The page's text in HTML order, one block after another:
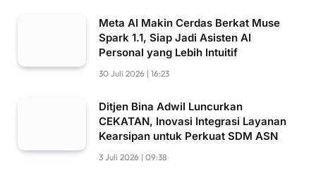
Meta AI Makin Cerdas Berkat Muse
Spark 1.1, Siap Jadi Asisten AI
Personal yang Lebih Intuitif
30 Juli 2026 | 16:23
Ditjen Bina Adwil Luncurkan
CEKATAN, Inovasi Integrasi Layanan
Kearsipan untuk Perkuat SDM ASN
3 Juli 2026 | 09:38